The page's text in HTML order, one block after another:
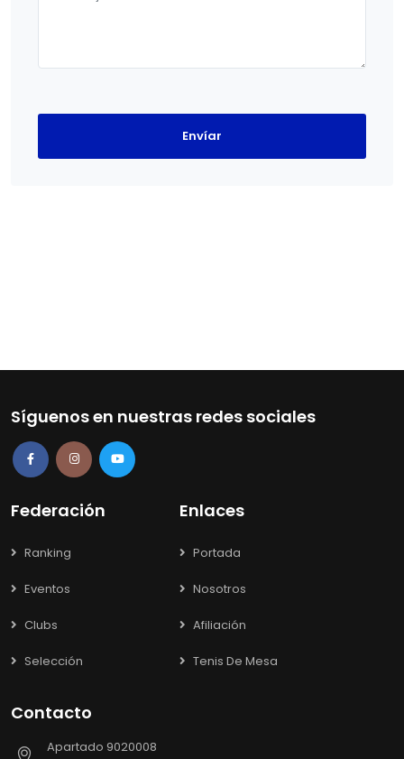
Envíar
Síguenos en nuestras redes sociales
Federación
Ranking
Eventos
Clubs
Selección
Enlaces
Portada
Nosotros
Afiliación
Tenis De Mesa
Contacto
Apartado 9020008